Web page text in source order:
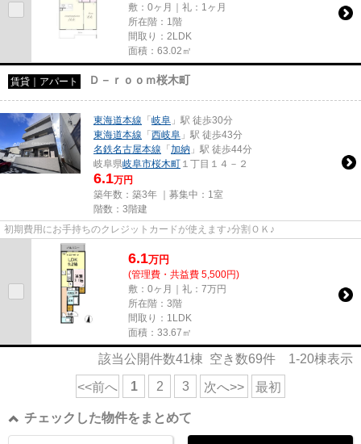
敷：0ヶ月｜礼：1ヶ月
所在階：1階
間取り：2LDK
面積：63.02㎡
賃貸｜アパート Ｄ－ｒｏｏｍ桜木町
東海道本線 「 岐阜 」駅 徒歩30分
東海道本線 「 西岐阜 」駅 徒歩43分
名鉄名古屋本線 「 加納 」駅 徒歩44分
岐阜県岐阜市桜木町 １丁目１４－２
6.1万円
築年数：築3年 ｜募集中： 1室
階数：3階建
初期費用にお手持ちのクレジットカードが使えます♪分割ＯＫ♪
6.1万円
(管理費・共益費 5,500円)
敷：0ヶ月｜礼：7万円
所在階：3階
間取り：1LDK
面積：33.67㎡
該当公開件数41棟 空き数69件 1-20棟表示
<<前へ 1 2 3 次へ>> 最初
チェックした物件をまとめて